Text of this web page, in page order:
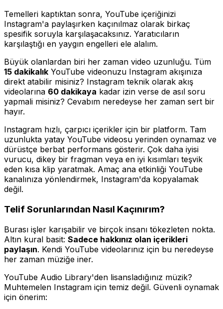
Temelleri kaptıktan sonra, YouTube içeriğinizi
Instagram'a paylaşırken kaçınılmaz olarak birkaç
spesifik soruyla karşılaşacaksınız. Yaratıcıların
karşılaştığı en yaygın engelleri ele alalım.
Büyük olanlardan biri her zaman video uzunluğu. Tüm
15 dakikalık YouTube videonuzu Instagram akışınıza
direkt atabilir misiniz? Instagram teknik olarak akış
videolarına 60 dakikaya kadar izin verse de asıl soru
yapmali misiniz? Cevabım neredeyse her zaman sert bir
hayır.
Instagram hızlı, çarpıcı içerikler için bir platform. Tam
uzunlukta yatay YouTube videosu yerinden oynamaz ve
dürüstçe berbat performans gösterir. Çok daha iyisi
vurucu, dikey bir fragman veya en iyi kısımları teşvik
eden kısa klip yaratmak. Amaç ana etkinliği YouTube
kanalınıza yönlendirmek, Instagram'da kopyalamak
değil.
Telif Sorunlarından Nasıl Kaçınırım?
Burası işler karışabilir ve birçok insanı tökezleten nokta.
Altın kural basit: Sadece hakkınız olan içerikleri
paylaşın. Kendi YouTube videolarınız için bu neredeyse
her zaman müziğe iner.
YouTube Audio Library'den lisansladığınız müzik?
Muhtemelen Instagram için temiz değil. Güvenli oynamak
için önerim: